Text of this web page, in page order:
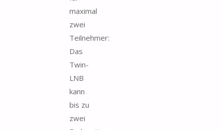
maximal
zwei
Teilnehmer:
Das
Twin-
LNB
kann
bis zu
zwei